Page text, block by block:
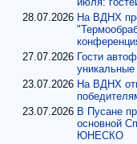
28.07.2026 На ВДНХ
27.07.2026 Гости
уникальные
23.07.2026 На ВДНХ
23.07.2026 В Пусане
основной
ЮНЕСКО